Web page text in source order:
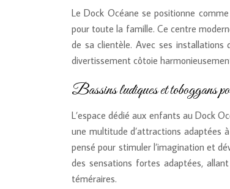
Le Dock Océane se positionne
pour toute la famille. Ce centre
de sa clientèle. Avec ses
divertissement côtoie
Bassins ludiques et toboggans
L’espace dédié aux enfants au Dock
une multitude d’attractions adaptées
pensé pour stimuler l’imagination et
des sensations fortes adaptées,
téméraires.